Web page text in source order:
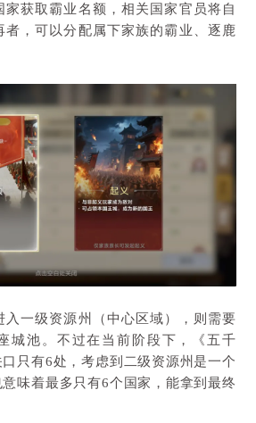
家获取霸业名额，相关国家官员将自
者，可以分配属下家族的霸业、逐鹿
入一级资源州（中心区域），则需要
城池。不过在当前阶段下，《五千
只有6处，考虑到二级资源州是一个
味着最多只有6个国家，能拿到最终